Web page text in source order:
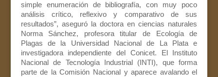
simple enumeración de bibliografía, con muy poco
análisis crítico, reflexivo y comparativo de sus
resultados”, aseguró la doctora en ciencias naturales
Norma Sánchez, profesora titular de Ecología de
Plagas de la Universidad Nacional de La Plata e
investigadora independiente del Conicet. El Instituto
Nacional de Tecnología Industrial (INTI), que forma
parte de la Comisión Nacional y aparece avalando el